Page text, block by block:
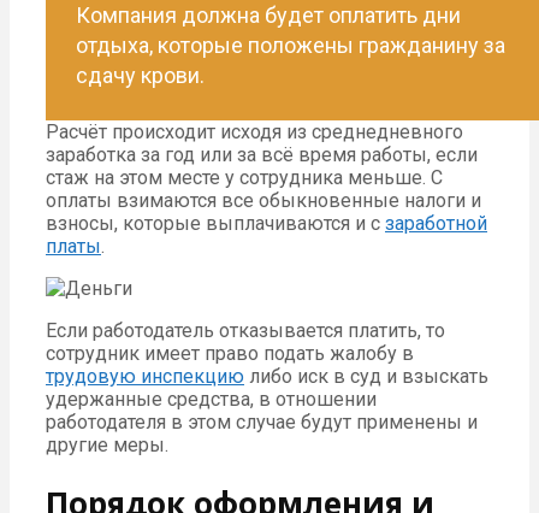
Компания должна будет оплатить дни
отдыха, которые положены гражданину за
сдачу крови.
Расчёт происходит исходя из среднедневного
заработка за год или за всё время работы, если
стаж на этом месте у сотрудника меньше. С
оплаты взимаются все обыкновенные налоги и
взносы, которые выплачиваются и с заработной
платы
Если работодатель отказывается платить, то
сотрудник имеет право подать жалобу в
трудовую инспекцию либо иск в суд и взыскать
удержанные средства, в отношении
работодателя в этом случае будут применены и
другие меры.
Порядок оформления и